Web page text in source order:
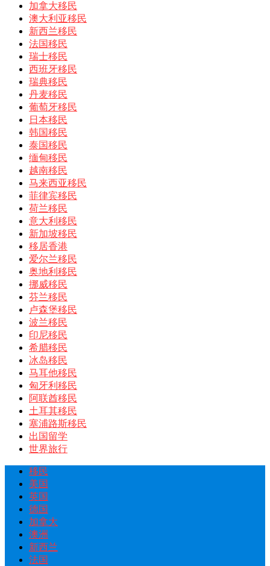
加拿大移民
澳大利亚移民
新西兰移民
法国移民
瑞士移民
西班牙移民
瑞典移民
丹麦移民
葡萄牙移民
日本移民
韩国移民
泰国移民
缅甸移民
越南移民
马来西亚移民
菲律宾移民
荷兰移民
意大利移民
新加坡移民
移居香港
爱尔兰移民
奥地利移民
挪威移民
芬兰移民
卢森堡移民
波兰移民
印尼移民
希腊移民
冰岛移民
马耳他移民
匈牙利移民
阿联酋移民
土耳其移民
塞浦路斯移民
出国留学
世界旅行
移民
美国
英国
德国
加拿大
澳洲
新西兰
法国